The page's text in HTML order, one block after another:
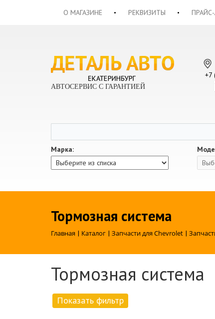
О МАГАЗИНЕ РЕКВИЗИТЫ
АВТОСЕРВИС С ГАРАНТИЕЙ
+7
Марка:
Тормозная система
Главная | Каталог | Запчасти для Chevrolet |
Тормозная система
Показать фильтр